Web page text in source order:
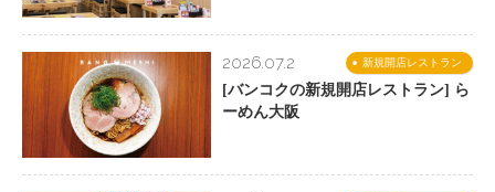
新規開店レストラン
2026.07.2
[バンコクの新規開店レストラン] ら
ーめん大阪